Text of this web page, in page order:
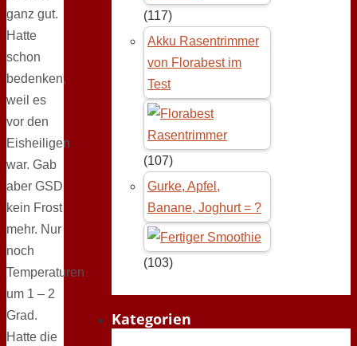
ganz gut.
Hatte
schon
bedenken,
weil es
vor den
Eisheiligen
war. Gab
aber GSD
kein Frost
mehr. Nur
noch
Temperaturen
um 1 – 2
Grad.
Hatte die
(117)
Akku Rasentrimmer
von Florabest im
Test
(107)
Gurke, Apfel,
Banane, Joghurt = ?
(103)
Kategorien